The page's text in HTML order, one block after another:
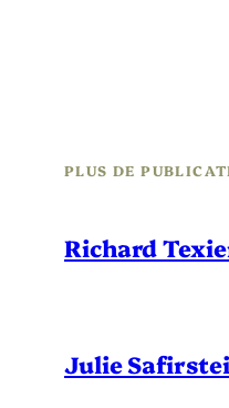
PLUS DE
Richard
Julie